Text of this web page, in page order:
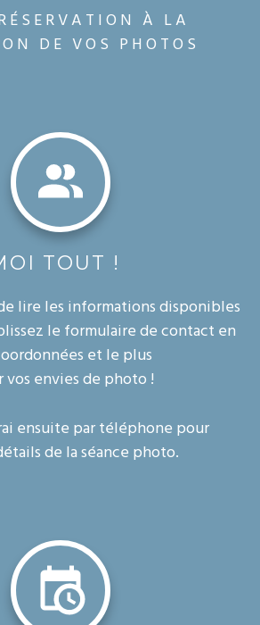
À LA
DE VOS PHOTOS
TOUT !
lire les informations disponibles
le formulaire de contact en
et le plus
envies de photo !
ensuite par téléphone pour
de la séance photo.